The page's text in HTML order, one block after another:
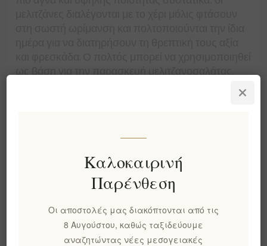
ως βάση για την παρασκευή μελιτζανοσαλάτας,
Οι πελάτες που αγόρασαν αυτό
το προϊόν αγόρασαν επίσης
Καλοκαιρινή
Παρένθεση
Οι αποστολές μας διακόπτονται από τις
8 Αυγούστου, καθώς ταξιδεύουμε
αναζητώντας νέες μεσογειακές